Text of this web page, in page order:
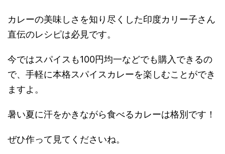
カレーの美味しさを知り尽くした印度カリー子さん
直伝のレシピは必見です。
今ではスパイスも100円均一などでも購入できるの
で、手軽に本格スパイスカレーを楽しむことができ
ますよ。
暑い夏に汗をかきながら食べるカレーは格別です！
ぜひ作って見てくださいね。